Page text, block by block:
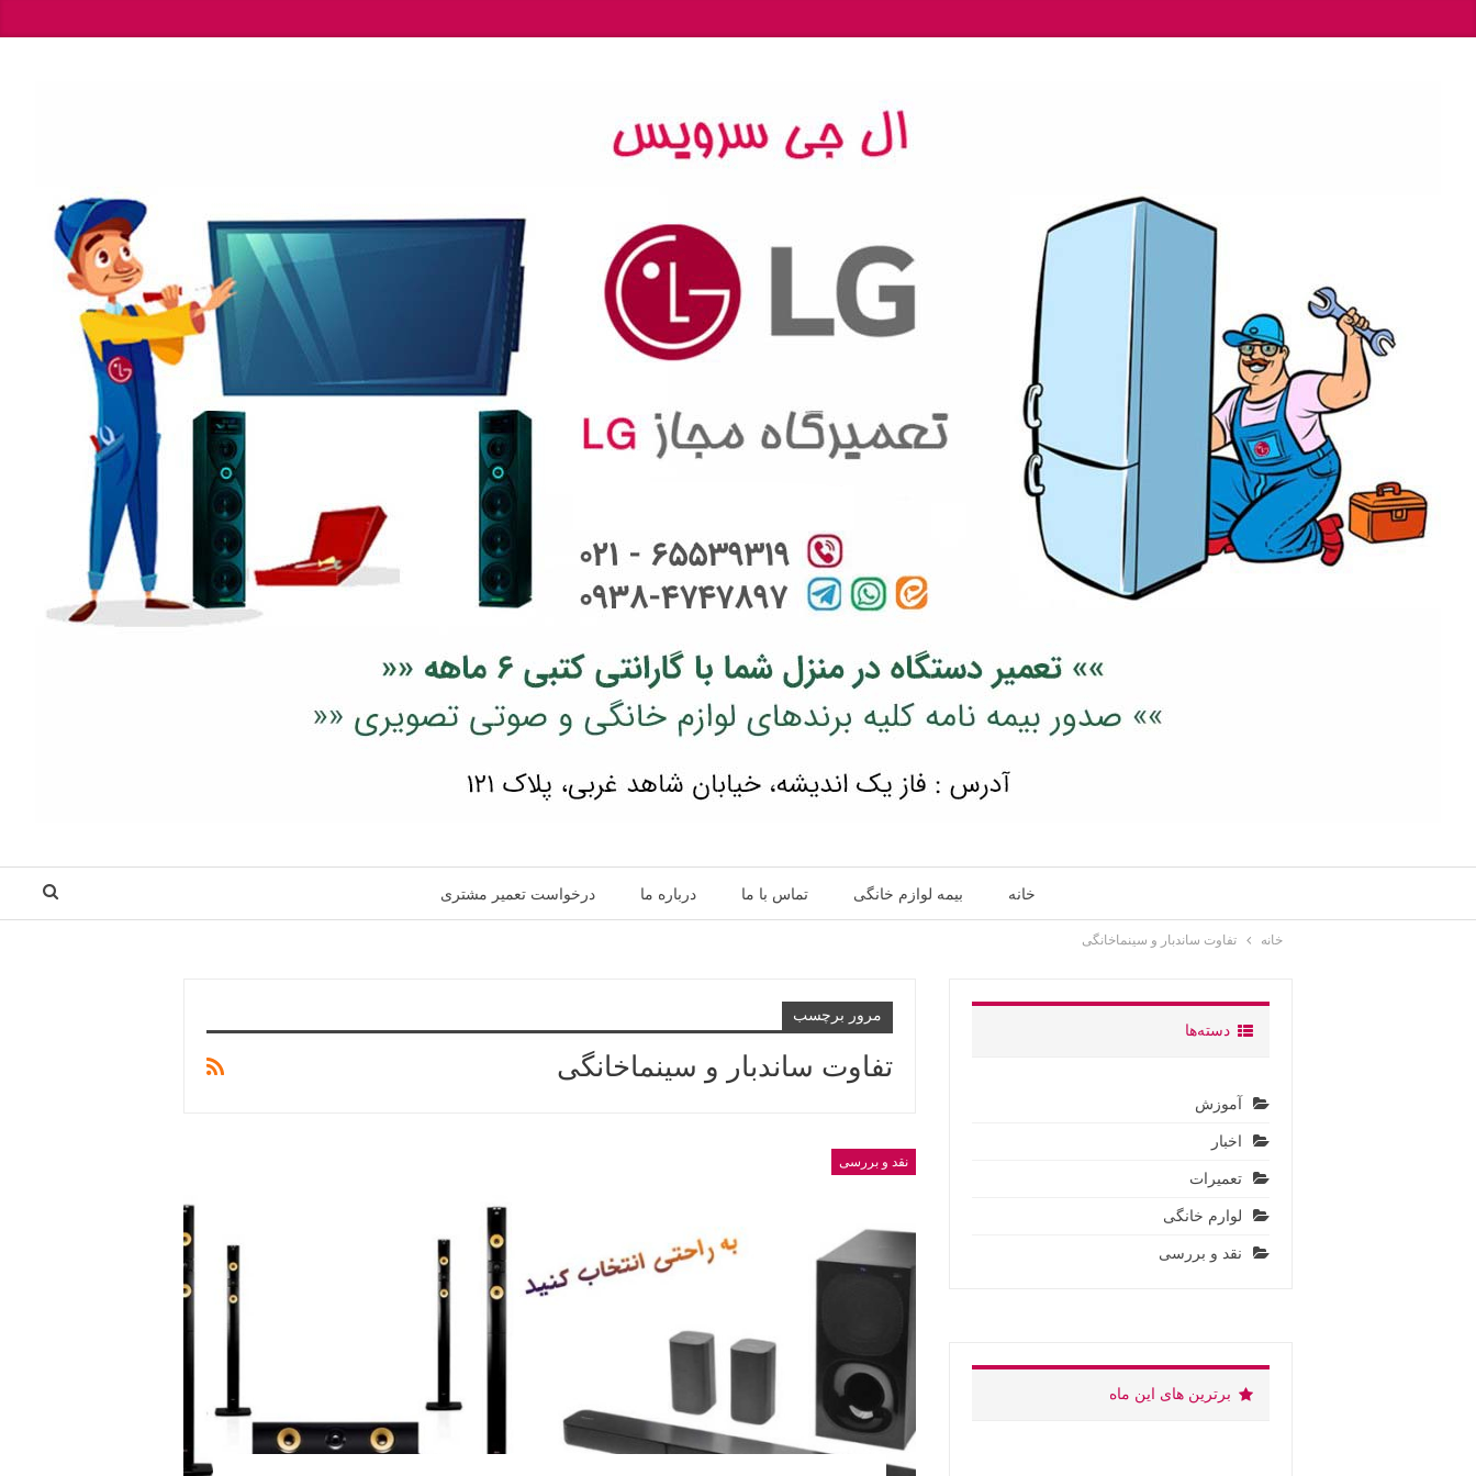
خانه بیمه لوازم خانگی تماس با ما درباره ما درخواست تعمیر مشتری
خانه تفاوت ساندبار و سینماخانگی
مرور برچسب
تفاوت ساندبار و سینماخانگی
نقد و بررسی
دسته‌ها
آموزش
اخبار
تعمیرات
لوارم خانگی
نقد و بررسی
برترین های این ماه